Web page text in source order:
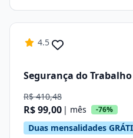
4.5
Segurança do Trabalho
R$ 410,48
R$ 99,00 | mês -76%
Duas mensalidades